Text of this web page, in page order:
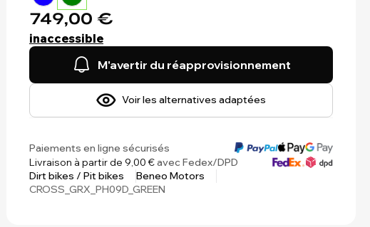
749,00 €
inaccessible
M'avertir du réapprovisionnement
Voir les alternatives adaptées
Paiements en ligne sécurisés
Livraison à partir de 9,00 €avec Fedex/DPD
Dirt bikes / Pit bikes
Beneo Motors
CROSS_GRX_PH09D_GREEN